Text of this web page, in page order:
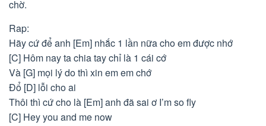
chờ.
Rap:
Hãy cứ để anh [Em] nhắc 1 lần nữa cho em được nhớ
[C] Hôm nay ta chia tay chỉ là 1 cái cớ
Và [G] mọi lý do thì xin em em chớ
Đổ [D] lỗi cho ai
Thôi thì cứ cho là [Em] anh đã sai ơ I’m so fly
[C] Hey you and me now